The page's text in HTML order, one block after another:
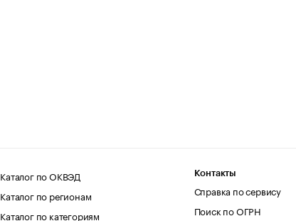
Каталог по ОКВЭД
Каталог по регионам
Каталог по категориям
Контакты
Справка по сервису
Поиск по ОГРН